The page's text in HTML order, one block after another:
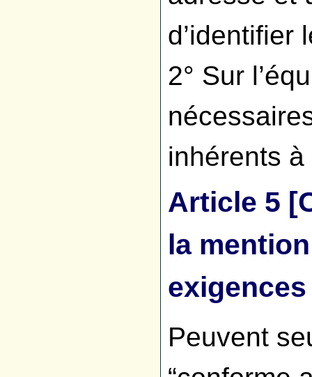
d’identifier
2° Sur
inhérents
Article 5
la
Peuvent